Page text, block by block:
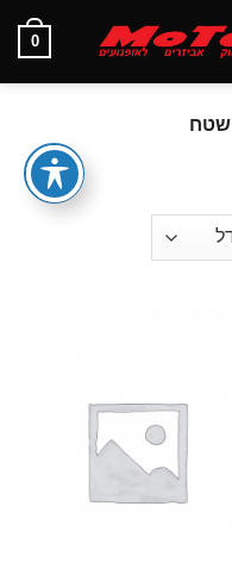
0
שטח